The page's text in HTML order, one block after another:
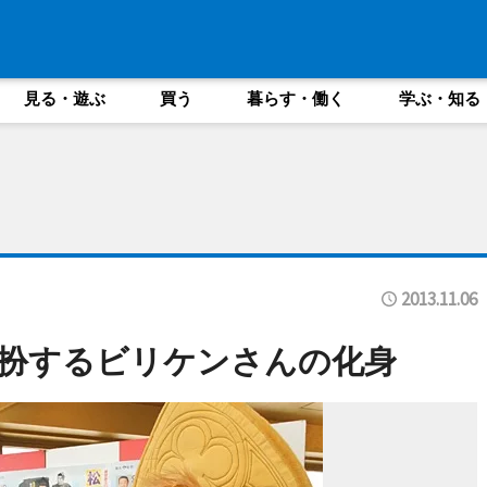
見る・遊ぶ 買う 暮らす・働く 学ぶ・知る
2013.11.06
するビリケンさんの化身